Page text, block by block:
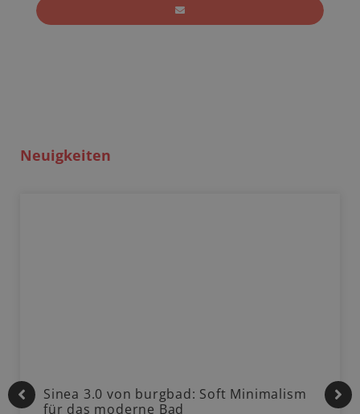
Neuigkeiten
Sinea 3.0 von burgbad: Soft Minimalism
für das moderne Bad